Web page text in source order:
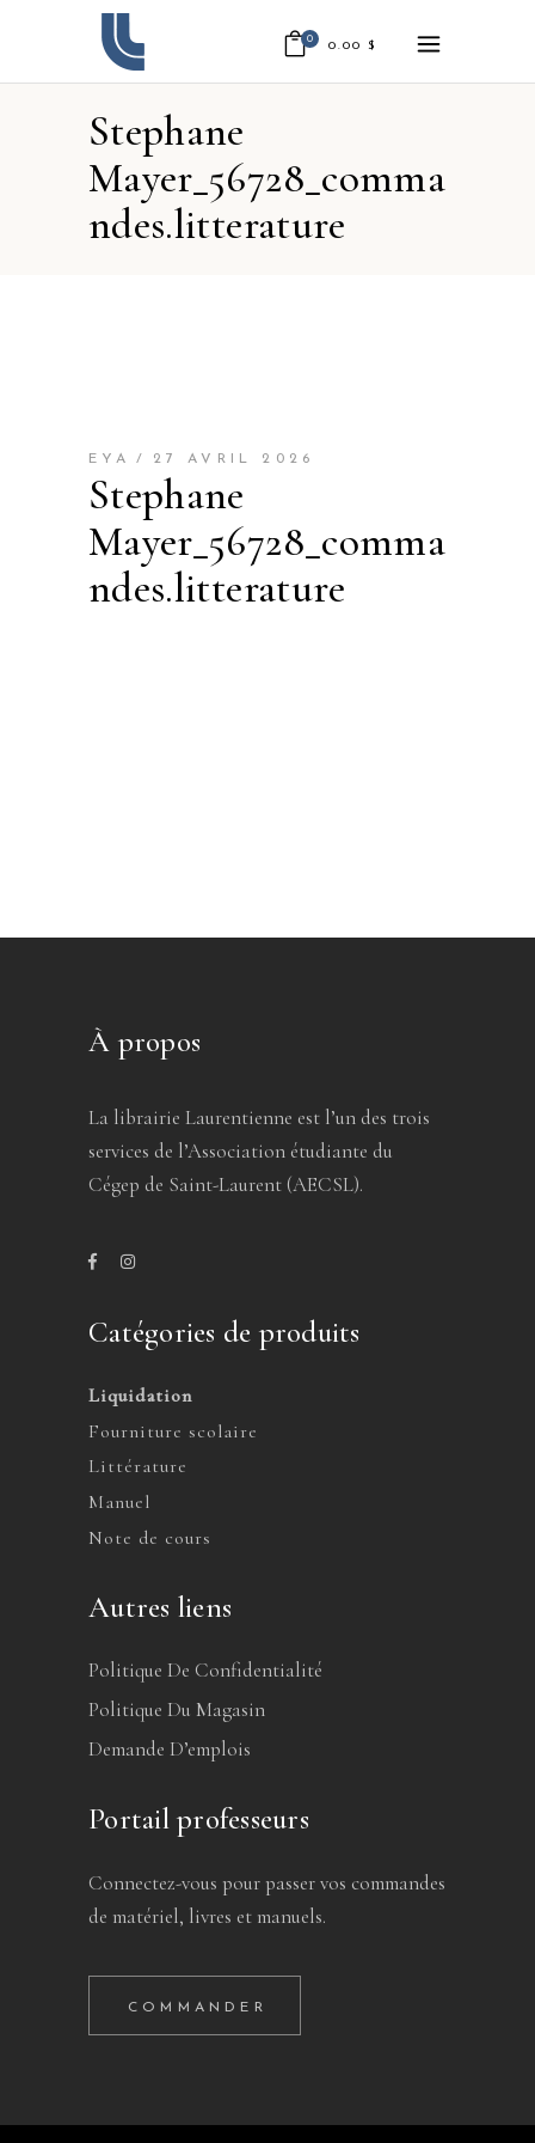
0 0.00 $
Stephane
Mayer_56728_comma
ndes.litterature
EYA 27 AVRIL 2026
Stephane
Mayer_56728_comma
ndes.litterature
À propos
La librairie Laurentienne est l’un des trois
services de l’Association étudiante du
Cégep de Saint-Laurent (AECSL).
Catégories de produits
Liquidation
Fourniture scolaire
Littérature
Manuel
Note de cours
Autres liens
Politique De Confidentialité
Politique Du Magasin
Demande D’emplois
Portail professeurs
Connectez-vous pour passer vos commandes
de matériel, livres et manuels.
COMMANDER